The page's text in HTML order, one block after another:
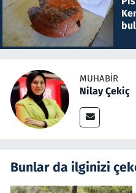
MUHABIR
Nilay Çekiç
Bunlar da ilginizi